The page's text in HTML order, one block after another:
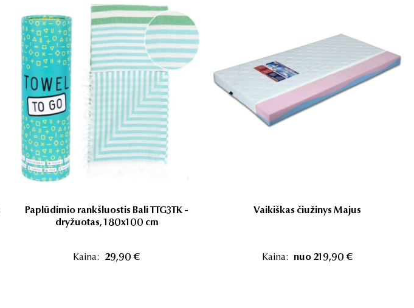
Paplūdimio rankšluostis Bali TTG3TK -
dryžuotas, 180x100 cm
Kaina: 29,90 €
Vaikiškas čiužinys Majus
Kaina: nuo 219,90 €